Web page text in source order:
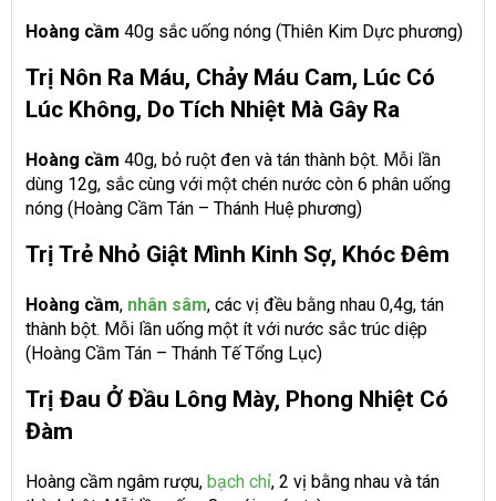
Hoàng cầm 40g sắc uống nóng (Thiên Kim Dực phương)
Trị Nôn Ra Máu, Chảy Máu Cam, Lúc Có
Lúc Không, Do Tích Nhiệt Mà Gây Ra
Hoàng cầm 40g, bỏ ruột đen và tán thành bột. Mỗi lần
dùng 12g, sắc cùng với một chén nước còn 6 phân uống
nóng (Hoàng Cầm Tán – Thánh Huệ phương)
Trị Trẻ Nhỏ Giật Mình Kinh Sợ, Khóc Đêm
Hoàng cầm, nhân sâm, các vị đều bằng nhau 0,4g, tán
thành bột. Mỗi lần uống một ít với nước sắc trúc diệp
(Hoàng Cầm Tán – Thánh Tế Tổng Lục)
Trị Đau Ở Đầu Lông Mày, Phong Nhiệt Có
Đàm
Hoàng cầm ngâm rượu, bạch chỉ, 2 vị bằng nhau và tán